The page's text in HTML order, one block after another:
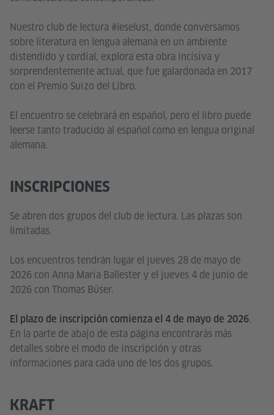
Nuestro club de lectura #leselust, donde conversamos
sobre literatura en lengua alemana en un ambiente
distendido y cordial, explora esta obra incisiva y
sorprendentemente actual, que fue galardonada en 2017
con el Premio Suizo del Libro.
El encuentro se celebrará en español, pero el libro puede
leerse tanto traducido al español como en lengua original
alemana.
INSCRIPCIONES
Se abren dos grupos del club de lectura. Las plazas son
limitadas.
Los encuentros tendrán lugar el jueves 28 de mayo de
2026 con Anna Maria Ballester y el jueves 4 de junio de
2026 con Thomas Büser.
El plazo de inscripción comienza el 4 de mayo de 2026.
En la parte de abajo de esta página encontrarás más
detalles sobre el modo de inscripción y otras
informaciones para cada uno de los dos grupos.
KRAFT